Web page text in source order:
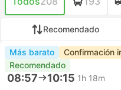
Recomendado
Más barato Confirmación
Recomendado
08:57 10:15 1h 18m